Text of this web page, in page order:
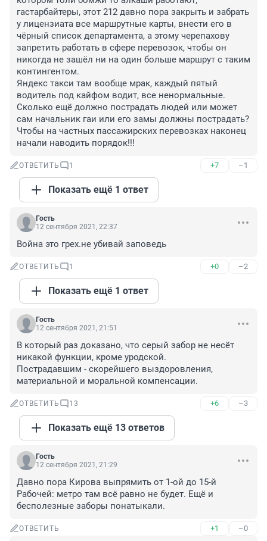
гастарбайтеры, этот 212 давно пора закрыть и забрать
у лицензиата все маршрутные карты, внести его в
чёрный список департамента, а этому черепахову
запретить работать в сфере перевозок, чтобы он
никогда не зашёл ни на один больше маршрут с таким
контингентом.
Яндекс такси там вообще мрак, каждый пятый
водитель под кайфом водит, все ненормальные.
Сколько ещё должно пострадать людей или может
сам начальник гаи или его замы должны пострадать?
Чтобы на частных пассажирских перевозках наконец
начали наводить порядок!!!
ОТВЕТИТЬ 1 +7 –1
Показать ещё 1 ответ
Гость
12 сентября 2021, 22:37
Война это грех.не убивай заповедь
ОТВЕТИТЬ 1 +0 –2
Показать ещё 1 ответ
Гость
12 сентября 2021, 21:51
В который раз доказано, что серый забор не несёт
никакой функции, кроме уродской.
Пострадавшим - скорейшего выздоровления,
материальной и моральной компенсации.
ОТВЕТИТЬ 13 +6 –3
Показать ещё 13 ответов
Гость
12 сентября 2021, 21:29
Давно пора Кирова выпрямить от 1-ой до 15-й
Рабочей: метро там всё равно не будет. Ещё и
бесполезные заборы понатыкали.
ОТВЕТИТЬ +1 –0